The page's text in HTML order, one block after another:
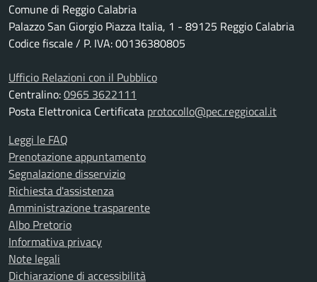
Comune di Reggio Calabria
Palazzo San Giorgio Piazza Italia, 1 - 89125 Reggio Calabria
Codice fiscale / P. IVA: 00136380805
Ufficio Relazioni con il Pubblico
Centralino:0965 3622111
Posta Elettronica Certificata protocollo@pec.reggiocal.it
Leggi le FAQ
Prenotazione appuntamento
Segnalazione disservizio
Richiesta d'assistenza
Amministrazione trasparente
Albo Pretorio
Informativa privacy
Note legali
Dichiarazione di accessibilità